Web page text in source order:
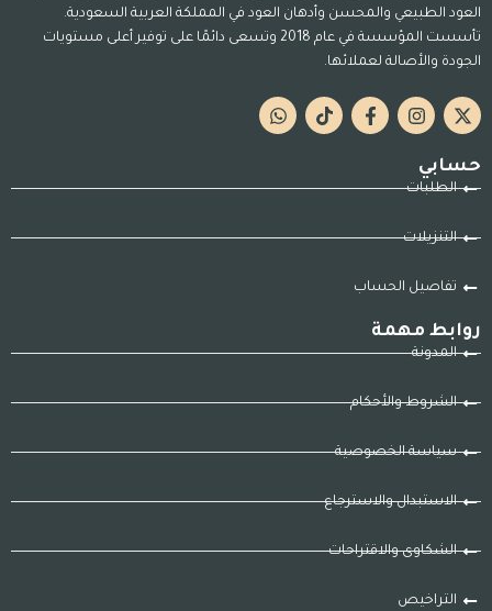
العود الطبيعي والمحسن وأدهان العود في المملكة العربية السعودية.
تأسست المؤسسة في عام 2018 وتسعى دائمًا على توفير أعلى مستويات
الجودة والأصالة لعملائها.
حسابي
الطلبات
التنزيلات
تفاصيل الحساب
روابط مهمة
المدونة
الشروط والأحكام
سياسة الخصوصية
الاستبدال والاسترجاع
الشكاوى والاقتراحات
التراخيص